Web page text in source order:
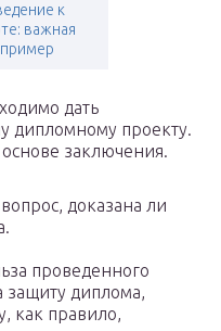
к
важная
дать
дипломному проекту.
основе заключения.
доказана ли
проведенного
защиту диплома,
как правило,